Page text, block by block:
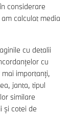
considerare
calculat media
cu detalii
cu
importanți,
janta, tipul
similare
și cotei de